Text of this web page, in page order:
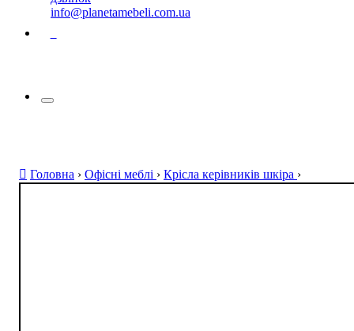
info@planetamebeli.com.ua
Головна › Офісні меблі › Крісла керівників шкіра ›